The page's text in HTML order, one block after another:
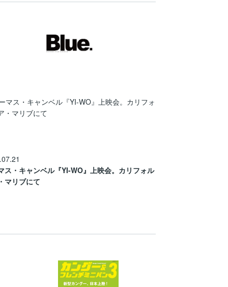
ス・キャンベル『YI-WO』上映会。カリフォル
マリブにて